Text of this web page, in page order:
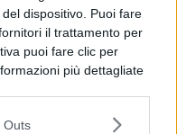
dispositivo. Puoi fare
il trattamento per
puoi fare clic per
più dettagliate
ma hai il diritto di
Outs